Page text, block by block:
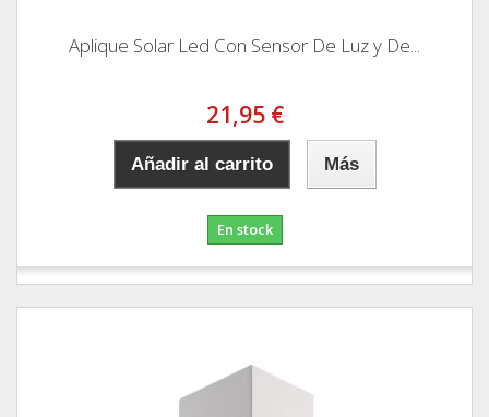
Aplique Solar Led Con Sensor De Luz y De...
21,95 €
Añadir al carrito Más
En stock